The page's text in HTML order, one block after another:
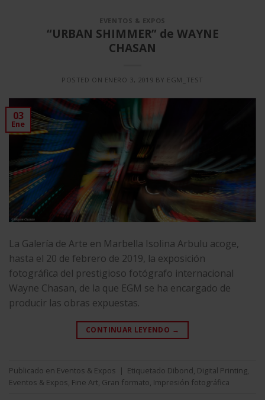
EVENTOS & EXPOS
“URBAN SHIMMER” de WAYNE
CHASAN
POSTED ON ENERO 3, 2019 BY EGM_TEST
03
Ene
La Galería de Arte en Marbella Isolina Arbulu acoge,
hasta el 20 de febrero de 2019, la exposición
fotográfica del prestigioso fotógrafo internacional
Wayne Chasan, de la que EGM se ha encargado de
producir las obras expuestas.
CONTINUAR LEYENDO →
Publicado en Eventos & Expos | Etiquetado Dibond, Digital Printing,
Eventos & Expos, Fine Art, Gran formato, Impresión fotográfica